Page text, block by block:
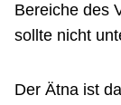
Bereiche des
sollte nicht
Der Ätna ist